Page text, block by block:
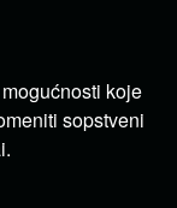
koje
sopstveni